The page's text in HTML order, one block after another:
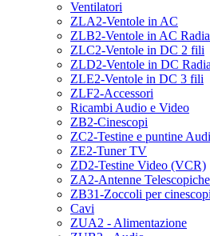
Ventilatori
ZLA2-Ventole in AC
ZLB2-Ventole in AC
ZLC2-Ventole in DC 2 fili
ZLD2-Ventole in DC
ZLE2-Ventole in DC 3 fili
ZLF2-Accessori
Ricambi Audio e Video
ZB2-Cinescopi
ZC2-Testine e puntine
ZE2-Tuner TV
ZD2-Testine Video (VCR)
ZA2-Antenne Telescopiche
ZB31-Zoccoli per cinescopi
Cavi
ZUA2 - Alimentazione